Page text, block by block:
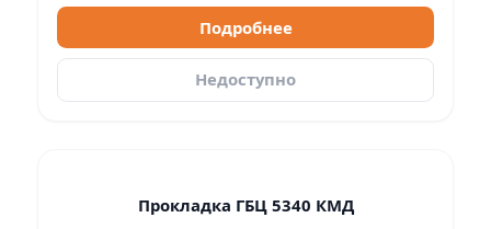
Подробнее
Недоступно
Прокладка ГБЦ 5340 КМД